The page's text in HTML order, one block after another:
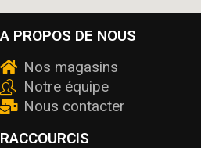
A PROPOS DE NOUS
Nos magasins
Notre équipe
Nous contacter
RACCOURCIS